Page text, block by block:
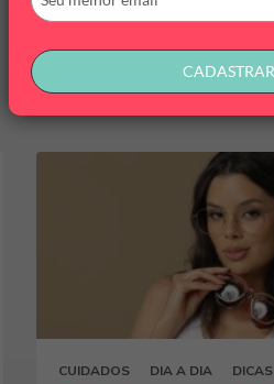
CUIDADOS DIA A DIA DICAS
seu
CADASTRAR